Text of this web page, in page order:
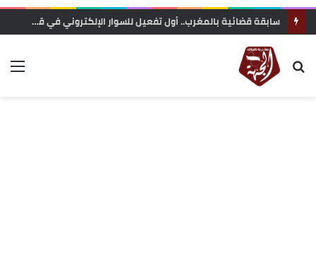
تعزية في وفاة المناضل و الفاعل الجمعوي حسن السريري